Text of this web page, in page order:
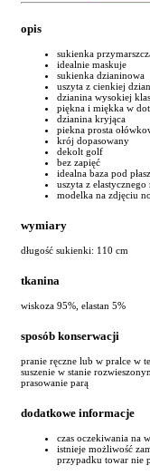
opis
sukienka
idealnie maskuje
sukienka dzianinowa
uszyta z cienkiej
dzianina wysokiej
piękna i miękka w
dzianina kryjąca
piekna prosta
krój dopasowany
dekolt golf
bez zapięć
idealna baza pod
uszyta z elastycznego
modelka na zdjęciu
wymiary
długość sukienki: 110 cm
tkanina
wiskoza 95%, elastan 5%
sposób konserwacji
pranie ręczne lub w pralce w
suszenie w stanie
prasowanie parą
dodatkowe informacje
czas oczekiwania na
istnieje możliwość
przypadku towar nie